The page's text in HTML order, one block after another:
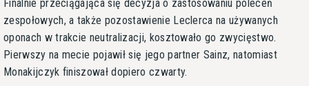
Finalnie przeciągająca się decyzja o zastosowaniu poleceń
zespołowych, a także pozostawienie Leclerca na używanych
oponach w trakcie neutralizacji, kosztowało go zwycięstwo.
Pierwszy na mecie pojawił się jego partner Sainz, natomiast
Monakijczyk finiszował dopiero czwarty.